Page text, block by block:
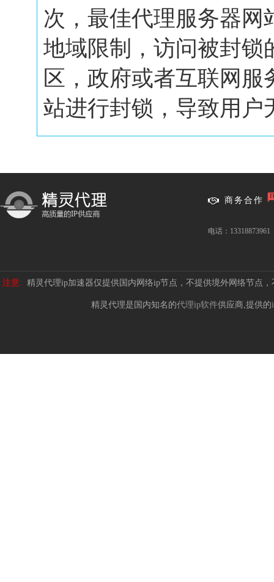
次，最佳代理服务器
地域限制，访问被封锁
区，政府或者互联网
站进行封锁，导致用户
商务合作
电话：13318873961
注意: 精灵代理ip加速器仅提供国内网络ip节点，不提供境外网络节点
精灵代理是国内知名的代理ip软件供应商,提供的